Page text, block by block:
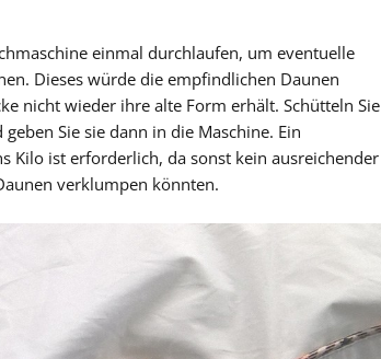
einmal durchlaufen, um eventuelle
Dieses würde die empfindlichen Daunen
nicht wieder ihre alte Form erhält. Schütteln Sie
Sie sie dann in die Maschine. Ein
Kilo ist erforderlich, da sonst kein ausreichender
verklumpen könnten.